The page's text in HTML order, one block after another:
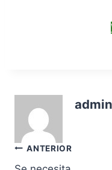
admin
Navegación
ANTERIOR